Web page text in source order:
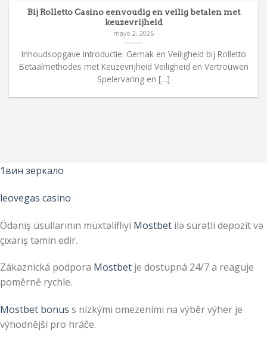
Bij Rolletto Casino eenvoudig en veilig betalen met
keuzevrijheid
mayo 2, 2026
Inhoudsopgave Introductie: Gemak en Veiligheid bij Rolletto
Betaalmethodes met Keuzevrijheid Veiligheid en Vertrouwen
Spelervaring en […]
1вин зеркало
leovegas casino
Ödəniş üsullarının müxtəlifliyi Mostbet ilə sürətli depozit və
çıxarış təmin edir.
Zákaznická podpora Mostbet je dostupná 24/7 a reaguje
poměrně rychle.
Mostbet bonus s nízkými omezeními na výběr výher je
výhodnější pro hráče.